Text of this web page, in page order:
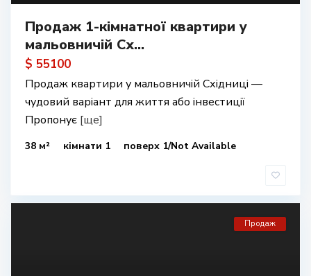
Продаж 1-кімнатної квартири у
мальовничій Сх...
$ 55100
Продаж квартири у мальовничій Східниці —
чудовий варіант для життя або інвестиції
Пропонує [ще]
38 м² кімнати 1 поверх 1/Not Available
Продаж